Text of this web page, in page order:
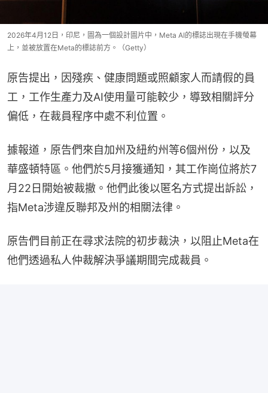
2026年4月12日，印尼，圖為一個設計圖片中，Meta AI的標誌出現在手機螢幕
上，並被放置在Meta的標誌前方。（Getty）
原告提出，因殘疾、健康問題或照顧家人而請假的員
工，工作生產力及AI使用量可能較少，導致相關評分
偏低，在裁員程序中處不利位置。
據報道，原告們來自加州及紐約州等6個州份，以及
華盛頓特區。他們於5月接獲通知，其工作崗位將於7
月22日開始被裁撤。他們此後以匿名方式提出訴訟，
指Meta涉違反聯邦及州的相關法律。
原告們目前正在尋求法院的初步裁決，以阻止Meta在
他們透過私人仲裁解決爭議期間完成裁員。